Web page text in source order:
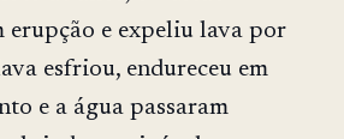
erupção e expeliu lava por
esfriou, endureceu em
e a água passaram